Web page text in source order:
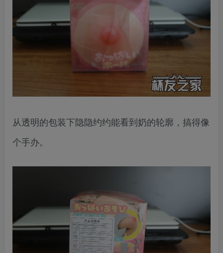
从透明的包装下隐隐约约能看到奶的轮廓，搞得像
个手办。